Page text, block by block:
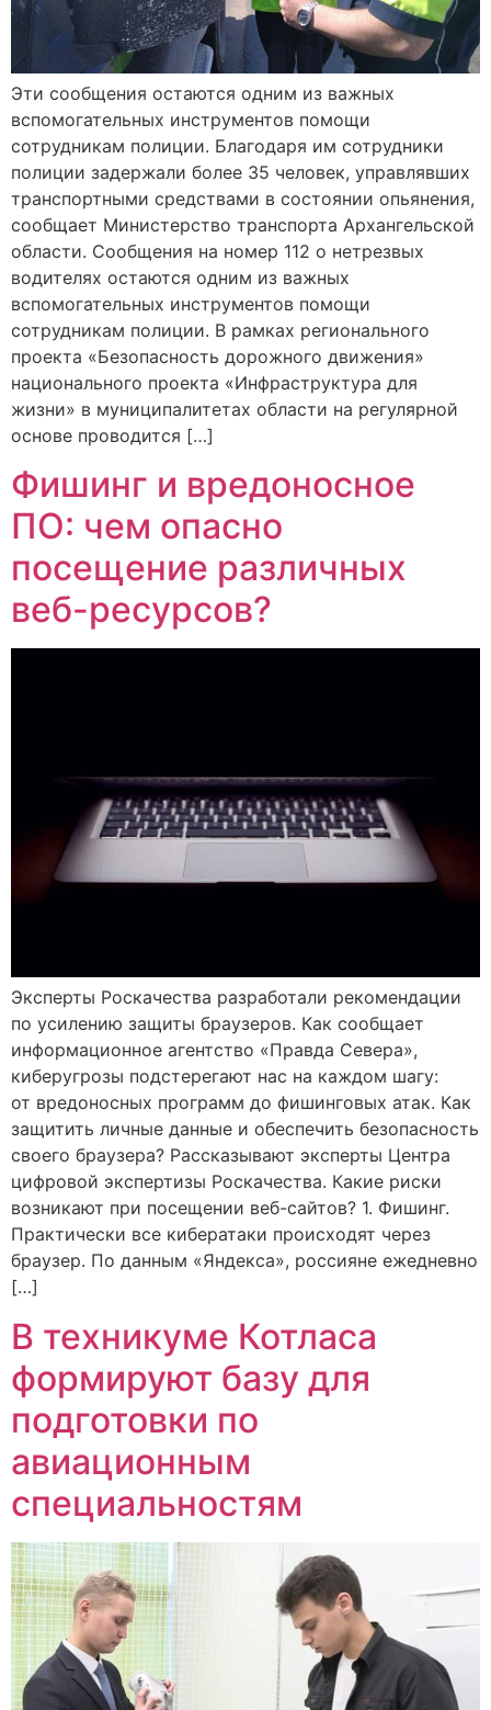
Эти сообщения остаются одним из важных
вспомогательных инструментов помощи
сотрудникам полиции. Благодаря им сотрудники
полиции задержали более 35 человек, управлявших
транспортными средствами в состоянии опьянения,
сообщает Министерство транспорта Архангельской
области. Сообщения на номер 112 о нетрезвых
водителях остаются одним из важных
вспомогательных инструментов помощи
сотрудникам полиции. В рамках регионального
проекта «Безопасность дорожного движения»
национального проекта «Инфраструктура для
жизни» в муниципалитетах области на регулярной
основе проводится […]
Фишинг и вредоносное
ПО: чем опасно
посещение различных
веб-ресурсов?
Эксперты Роскачества разработали рекомендации
по усилению защиты браузеров. Как сообщает
информационное агентство «Правда Севера»,
киберугрозы подстерегают нас на каждом шагу:
от вредоносных программ до фишинговых атак. Как
защитить личные данные и обеспечить безопасность
своего браузера? Рассказывают эксперты Центра
цифровой экспертизы Роскачества. Какие риски
возникают при посещении веб-сайтов? 1. Фишинг.
Практически все кибератаки происходят через
браузер. По данным «Яндекса», россияне ежедневно
[…]
В техникуме Котласа
формируют базу для
подготовки по
авиационным
специальностям